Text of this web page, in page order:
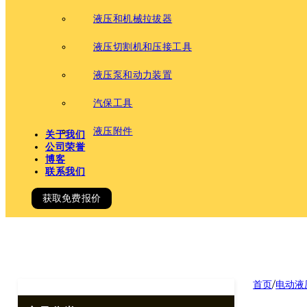
液压和机械拉拔器
液压切割机和压接工具
液压泵和动力装置
汽保工具
液压附件
关于我们
公司荣誉
博客
联系我们
获取免费报价
首页/电动液